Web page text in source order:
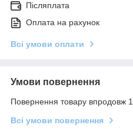
Післяплата
Оплата на рахунок
Всі умови оплати
Умови повернення
Повернення товару впродовж
Всі умови повернення